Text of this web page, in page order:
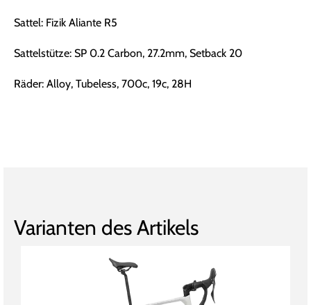
Sattel: Fizik Aliante R5
Sattelstütze: SP 0.2 Carbon, 27.2mm, Setback 20
Räder: Alloy, Tubeless, 700c, 19c, 28H
Varianten des Artikels